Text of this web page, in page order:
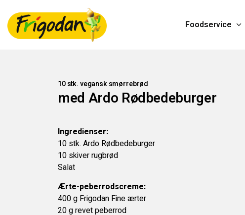
Foodservice
10 stk. vegansk smørrebrød
med Ardo Rødbedeburger
Ingredienser:
10 stk. Ardo Rødbedeburger
10 skiver rugbrød
Salat
Ærte-peberrodscreme:
400 g Frigodan Fine ærter
20 g revet peberrod